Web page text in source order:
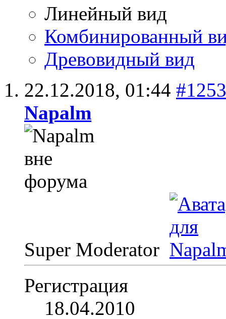
Линейный вид
Комбинированный
Древовидный вид
22.12.2018, 01:44
Napalm
Super Moderator
Регистрация
18.04.2010